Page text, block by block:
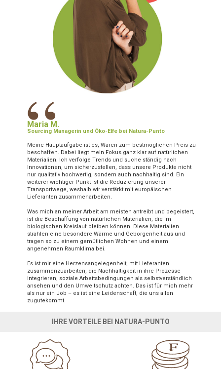
“
Maria M.
Sourcing Managerin und Öko-Elfe bei Natura-Punto
Meine Hauptaufgabe ist es, Waren zum bestmöglichen Preis zu
beschaffen. Dabei liegt mein Fokus ganz klar auf natürlichen
Materialien. Ich verfolge Trends und suche ständig nach
Innovationen, um sicherzustellen, dass unsere Produkte nicht
nur qualitativ hochwertig, sondern auch nachhaltig sind. Ein
weiterer wichtiger Punkt ist die Reduzierung unserer
Transportwege, weshalb wir verstärkt mit europäischen
Lieferanten zusammenarbeiten.
Was mich an meiner Arbeit am meisten antreibt und begeistert,
ist die Beschaffung von natürlichen Materialien, die im
biologischen Kreislauf bleiben können. Diese Materialien
strahlen eine besondere Wärme und Geborgenheit aus und
tragen so zu einem gemütlichen Wohnen und einem
angenehmen Raumklima bei.
Es ist mir eine Herzensangelegenheit, mit Lieferanten
zusammenzuarbeiten, die Nachhaltigkeit in ihre Prozesse
integrieren, soziale Arbeitsbedingungen als selbstverständlich
ansehen und den Umweltschutz achten. Das ist für mich mehr
als nur ein Job – es ist eine Leidenschaft, die uns allen
zugutekommt.
IHRE VORTEILE BEI NATURA-PUNTO